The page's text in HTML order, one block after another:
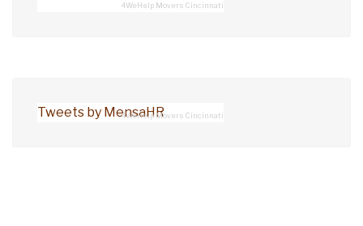
4WeHelp Movers Cincinnati
Tweets by MensaHR4WeHelp Movers Cincinnati